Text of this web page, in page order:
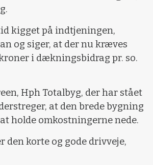
kigget på indtjeningen,
og siger, at der nu kræves
i dækningsbidrag pr. so.
Hph Totalbyg, der har stået
at den brede bygning
holde omkostningerne nede.
den korte og gode drivveje,